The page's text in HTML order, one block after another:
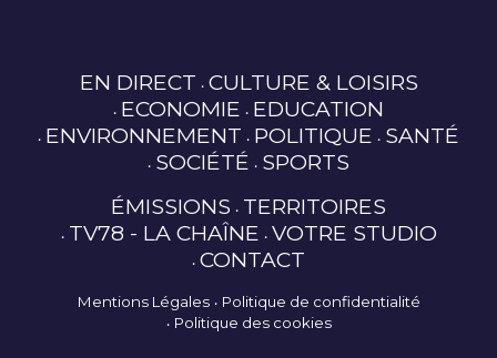
EN DIRECT CULTURE & LOISIRS
ECONOMIE EDUCATION
ENVIRONNEMENT POLITIQUE SANTÉ
SOCIÉTÉ SPORTS
ÉMISSIONS TERRITOIRES
TV78 - LA CHAÎNE VOTRE STUDIO
CONTACT
Mentions Légales
Politique de confidentialité
Politique des cookies